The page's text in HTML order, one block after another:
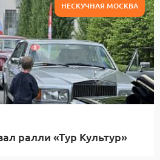
НЕСКУЧНАЯ МОСКВА
ралли «Тур Культур»